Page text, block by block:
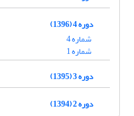
دوره 4 (1396)
شماره 4
شماره 1
دوره 3 (1395)
دوره 2 (1394)